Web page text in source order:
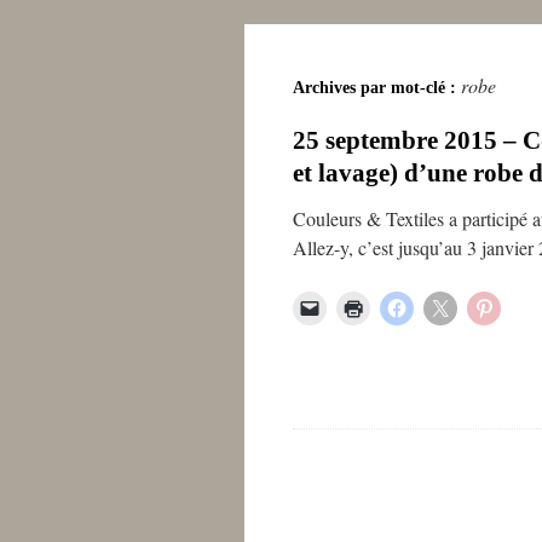
Archives par mot-clé : robe
25 septembre 2015 –
et lavage) d’une robe
Couleurs & Textiles a participé
Allez-y, c’est jusqu’au 3